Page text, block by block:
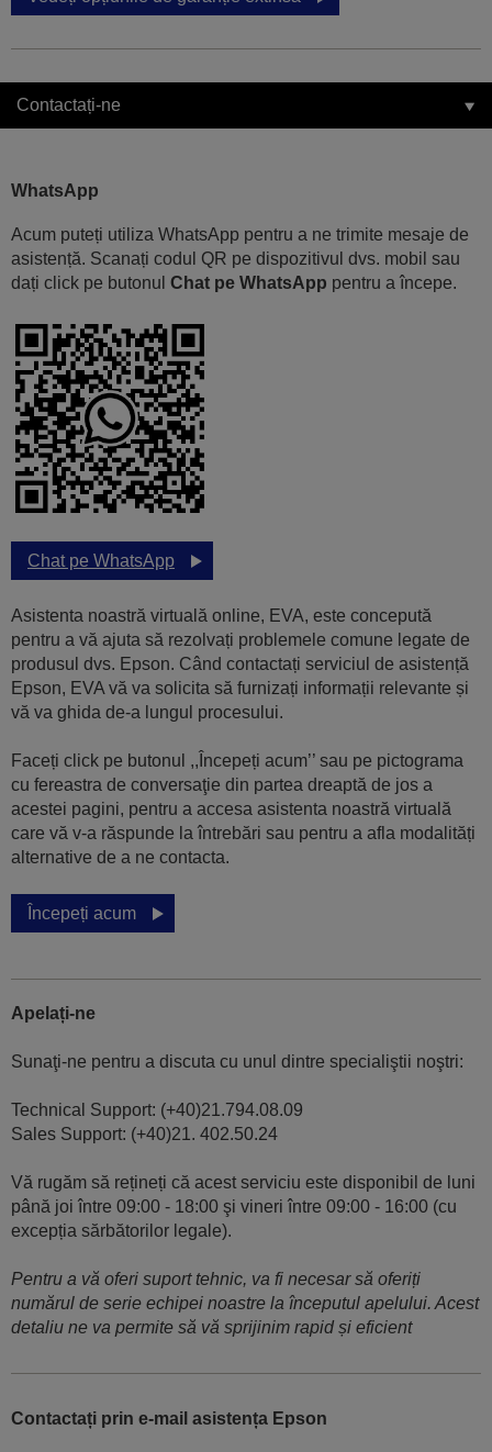
Contactați-ne
WhatsApp
Acum puteți utiliza WhatsApp pentru a ne trimite mesaje de
asistență. Scanați codul QR pe dispozitivul dvs. mobil sau
dați click pe butonul Chat pe WhatsApp pentru a începe.
Chat pe WhatsApp
Asistenta noastră virtuală online, EVA, este concepută
pentru a vă ajuta să rezolvați problemele comune legate de
produsul dvs. Epson. Când contactați serviciul de asistență
Epson, EVA vă va solicita să furnizați informații relevante și
vă va ghida de-a lungul procesului.
Faceți click pe butonul ,,Începeți acum’’ sau pe pictograma
cu fereastra de conversaţie din partea dreaptă de jos a
acestei pagini, pentru a accesa asistenta noastră virtuală
care vă v-a răspunde la întrebări sau pentru a afla modalități
alternative de a ne contacta.
Începeți acum
Apelați-ne
Sunaţi-ne pentru a discuta cu unul dintre specialiştii noştri:
Technical Support: (+40)21.794.08.09
Sales Support: (+40)21. 402.50.24
Vă rugăm să rețineți că acest serviciu este disponibil de luni
până joi între 09:00 - 18:00 şi vineri între 09:00 - 16:00 (cu
excepția sărbătorilor legale).
Pentru a vă oferi suport tehnic, va fi necesar să oferiți
numărul de serie echipei noastre la începutul apelului. Acest
detaliu ne va permite să vă sprijinim rapid și eficient
Contactați prin e-mail asistența Epson